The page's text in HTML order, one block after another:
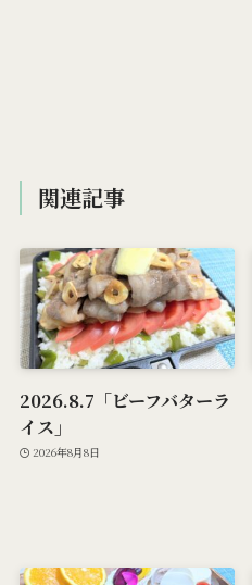
関連記事
2026.8.7「ビーフバターラ
イス」
2026年8月8日